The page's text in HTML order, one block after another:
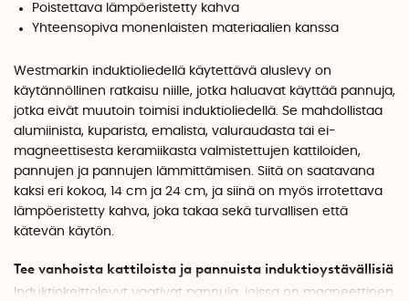
Poistettava lämpöeristetty kahva
Yhteensopiva monenlaisten materiaalien kanssa
Westmarkin induktioliedellä käytettävä aluslevy on
käytännöllinen ratkaisu niille, jotka haluavat käyttää pannuja,
jotka eivät muutoin toimisi induktioliedellä. Se mahdollistaa
alumiinista, kuparista, emalista, valuraudasta tai ei-
magneettisesta keramiikasta valmistettujen kattiloiden,
pannujen ja pannujen lämmittämisen. Siitä on saatavana
kaksi eri kokoa, 14 cm ja 24 cm, ja siinä on myös irrotettava
lämpöeristetty kahva, joka takaa sekä turvallisen että
kätevän käytön.
Tee vanhoista kattiloista ja pannuista induktioystävällisiä
Induktiokeittolevyt vaativat pannuja, joissa on magneettinen